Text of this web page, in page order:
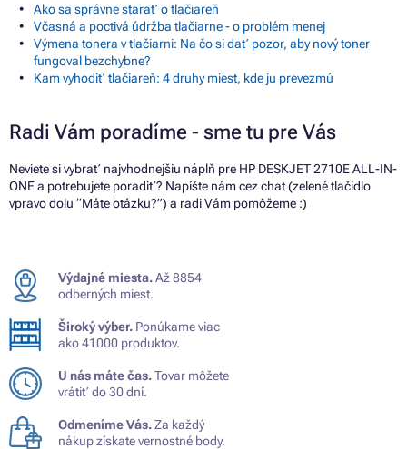
Ako sa správne starať o tlačiareň
Včasná a poctivá údržba tlačiarne - o problém menej
Výmena tonera v tlačiarni: Na čo si dať pozor, aby nový toner
fungoval bezchybne?
Kam vyhodiť tlačiareň: 4 druhy miest, kde ju prevezmú
Radi Vám poradíme - sme tu pre Vás
Neviete si vybrať najvhodnejšiu náplň pre HP DESKJET 2710E ALL-IN-
ONE a potrebujete poradiť? Napíšte nám cez chat (zelené tlačidlo
vpravo dolu “Máte otázku?”) a radi Vám pomôžeme :)
Výdajné miesta.Až 8854
odberných miest.
Široký výber. Ponúkame viac
ako 41000 produktov.
U nás máte čas.Tovar môžete
vrátiť do 30 dní.
Odmeníme Vás.Za každý
nákup získate vernostné body.